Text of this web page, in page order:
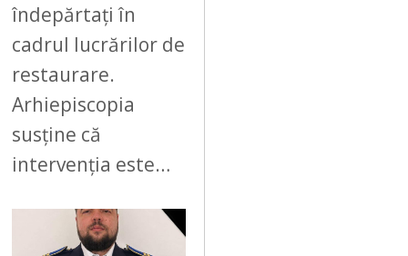
îndepărtați în
cadrul lucrărilor de
restaurare.
Arhiepiscopia
susține că
intervenția este…